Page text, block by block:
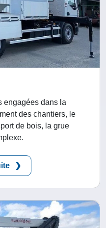
engagées dans la
des chantiers, le
de bois, la grue